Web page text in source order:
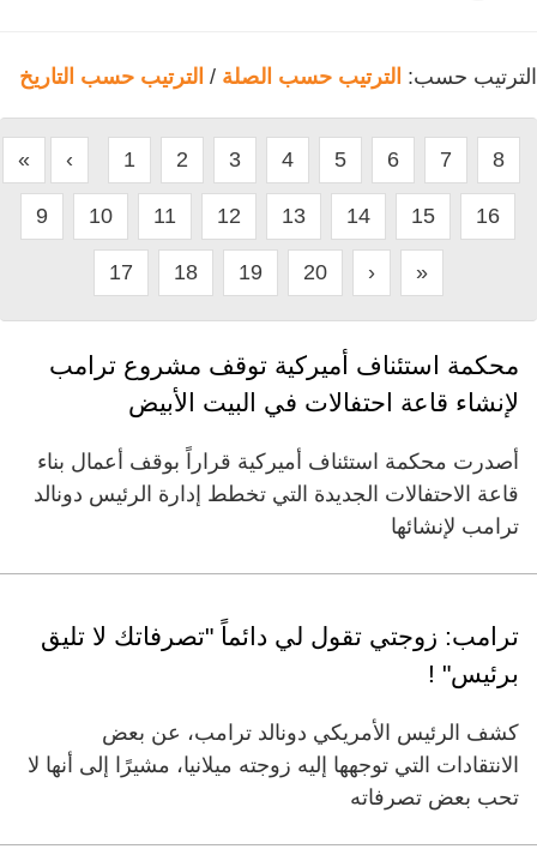
الترتيب حسب: الترتيب حسب الصلة / الترتيب حسب التاريخ
« ‹ 1 2 3 4 5 6 7 8
9 10 11 12 13 14 15 16
17 18 19 20 › »
محكمة استئناف أميركية توقف مشروع ترامب
لإنشاء قاعة احتفالات في البيت الأبيض
أصدرت محكمة استئناف أميركية قراراً بوقف أعمال بناء
قاعة الاحتفالات الجديدة التي تخطط إدارة الرئيس دونالد
ترامب لإنشائها
ترامب: زوجتي تقول لي دائماً "تصرفاتك لا تليق
برئيس" !
كشف الرئيس الأمريكي دونالد ترامب، عن بعض
الانتقادات التي توجهها إليه زوجته ميلانيا، مشيرًا إلى أنها لا
تحب بعض تصرفاته